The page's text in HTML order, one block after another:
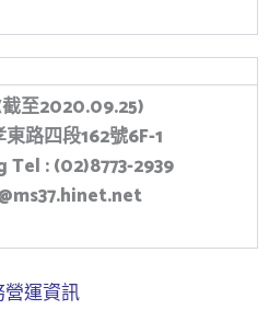
截至2020.09.25)
東路四段162號6F-1
Tel : (02)8773-2939
運資訊